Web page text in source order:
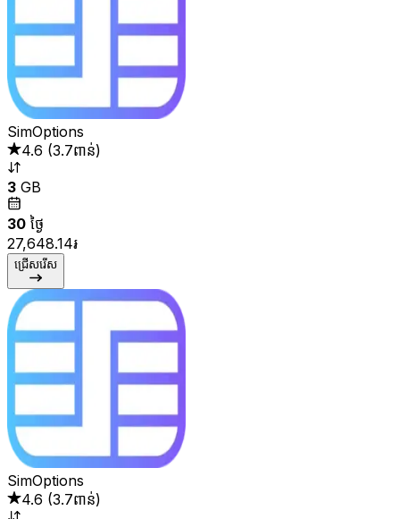
SimOptions
4.6 (3.7ពាន់)
3 GB
30 ថ្ងៃ
27,648.14៛
ជ្រើសរើស
SimOptions
4.6 (3.7ពាន់)